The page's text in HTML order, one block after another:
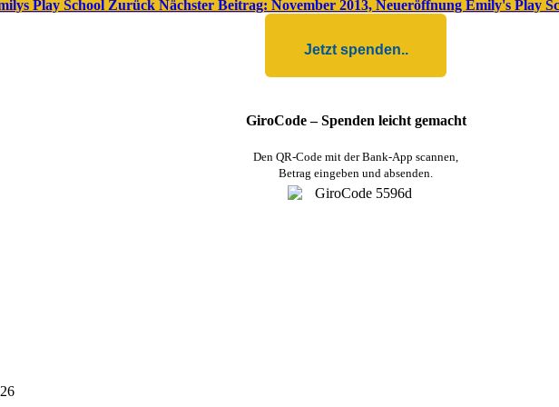
Play School Zurück Nächster Beitrag: November 2013, Neueröffnung Emily's Play
Jetzt spenden..
GiroCode – Spenden leicht gemacht
Den QR-Code mit der Bank-App scannen,
Betrag eingeben und absenden.